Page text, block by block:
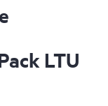
LTU